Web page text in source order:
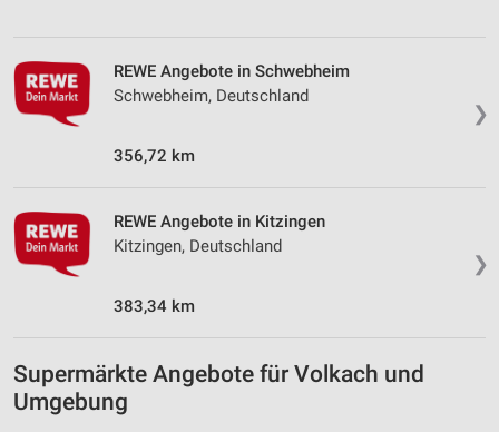
❯
REWE Angebote in Schwebheim
Schwebheim, Deutschland
356,72 km
❯
REWE Angebote in Kitzingen
Kitzingen, Deutschland
383,34 km
Supermärkte Angebote für Volkach und
Umgebung